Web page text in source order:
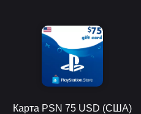
Карта PSN 75 USD (США)